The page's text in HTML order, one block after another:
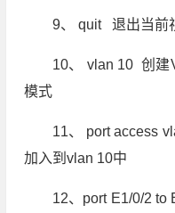
9、 quit 退出当前
10、 vlan 10 创建
模式
11、 port access
加入到vlan 10中
12、port E1/0/2